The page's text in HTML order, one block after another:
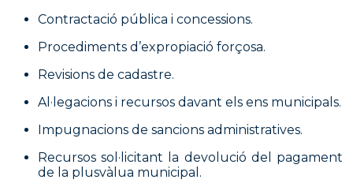
Contractació pública i concessions.
Procediments d’expropiació forçosa.
Revisions de cadastre.
Al·legacions i recursos davant els ens municipals.
Impugnacions de sancions administratives.
Recursos sol·licitant la devolució del pagament
de la plusvàlua municipal.